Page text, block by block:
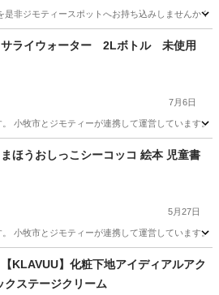
ジモティースポットへお持ち込みしませんか？
マスク
ライウォーター 2Lボトル 未使用
7月6日
。 小牧市とジモティーが連携して運営していま
リユース
ほうおしっこシーコッコ 絵本 児童書
5月27日
。 小牧市とジモティーが連携して運営していま
リユース
KLAVUU】化粧下地アイディアルアク
クステージクリーム